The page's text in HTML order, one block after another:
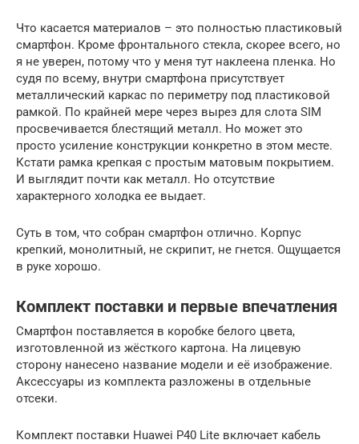
Что касается материалов – это полностью пластиковый
смартфон. Кроме фронтального стекла, скорее всего, но
я не уверен, потому что у меня тут наклеена пленка. Но
судя по всему, внутри смартфона присутствует
металлический каркас по периметру под пластиковой
рамкой. По крайней мере через вырез для слота SIM
просвечивается блестящий металл. Но может это
просто усиление конструкции конкретно в этом месте.
Кстати рамка крепкая с простым матовым покрытием.
И выглядит почти как металл. Но отсутствие
характерного холодка ее выдает.
Суть в том, что собран смартфон отлично. Корпус
крепкий, монолитный, не скрипит, не гнется. Ощущается
в руке хорошо.
Комплект поставки и первые впечатления
Смартфон поставляется в коробке белого цвета,
изготовленной из жёсткого картона. На лицевую
сторону нанесено название модели и её изображение.
Аксессуары из комплекта разложены в отдельные
отсеки.
Комплект поставки Huawei P40 Lite включает кабель